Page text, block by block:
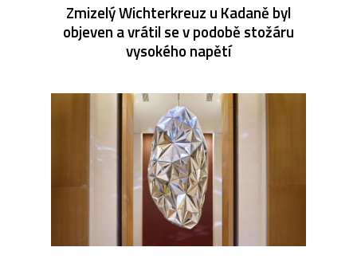
Zmizelý Wichterkreuz u Kadaně byl
objeven a vrátil se v podobě stožáru
vysokého napětí